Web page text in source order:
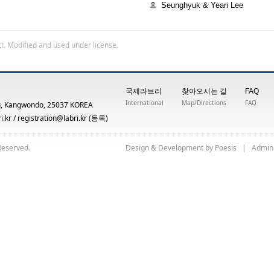
Seunghyuk & Yeari Lee
. Modified and used under license.
25037 KOREA
/registration@labri.kr(등록)
국제라브리
International
찾아오시는 길
Map/Directions
FAQ
FAQ
nimdA
|
siseoP
yb tnempoleveD & ngiseD